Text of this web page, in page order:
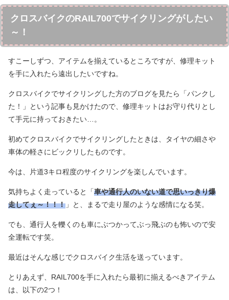
クロスバイクのRAIL700でサイクリングがしたい
～！
すこーしずつ、アイテムを揃えているところですが、修理キット
を手に入れたら遠出したいですね。
クロスバイクでサイクリングした方のブログを見たら「パンクし
た！」という記事も見かけたので、修理キットはお守り代りとし
て手元に持っておきたい…。
初めてクロスバイクでサイクリングしたときは、タイヤの細さや
車体の軽さにビックリしたものです。
今は、片道3キロ程度のサイクリングを楽しんでいます。
気持ちよく走っていると「車や通行人のいない道で思いっきり爆
走してぇ～！！！ 」と、まるで走り屋のような感情になる笑。
でも、通行人を轢くのも車にぶつかってぶっ飛ぶのも怖いので安
全運転です笑。
最近はそんな感じでクロスバイク生活を送っています。
とりあえず、RAIL700を手に入れたら最初に揃えるべきアイテム
は、以下の2つ！